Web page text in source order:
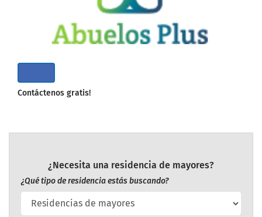
Contáctenos gratis!
¿Necesita una residencia de mayores?
¿Qué tipo de residencia estás buscando?